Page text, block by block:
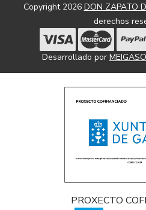
Copyright 2026 DON ZAPATO
derechos
Desarrollado por
PROXECTO